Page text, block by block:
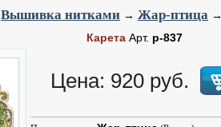
Вышивка нитками → Жар-птица →
Карета Арт. р-837
Цена: 920 руб.